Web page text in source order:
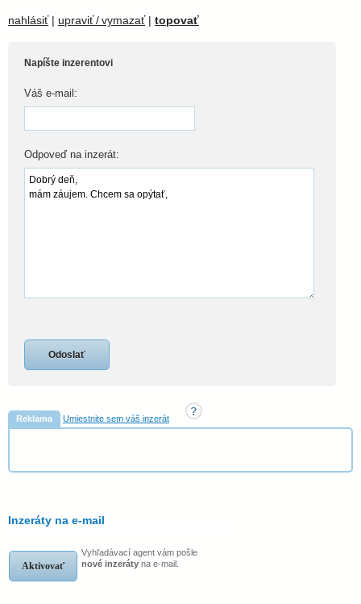
nahlásiť| upraviť / vymazať| topovať
Napíšte inzerentovi
Váš e-mail:
Odpoveď na inzerát:
Reklama Umiestnite sem váš inzerát
Inzeráty na e-mail
Aktivovať
Vyhľadávací agent vám pošle
nové inzeráty na e-mail.